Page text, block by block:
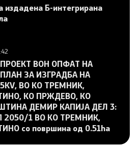
Б-интегрирана
ВОН ОПФАТ НА
ЗА ИЗГРАДБА НА
ВО КО ТРЕМНИК,
КО ПРЖДЕВО, КО
ДЕМИР КАПИЈА ДЕЛ 3:
2050/1 ВО КО ТРЕМНИК,
со површина од 0.51ha